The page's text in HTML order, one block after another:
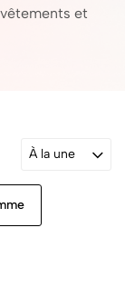
et
À la une